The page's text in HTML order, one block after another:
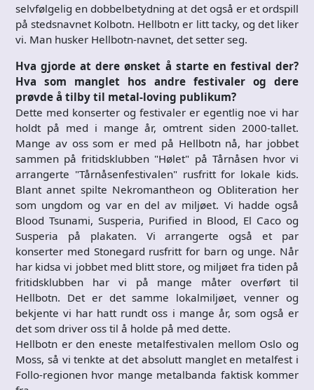
selvfølgelig en dobbelbetydning at det også er et ordspill
på stedsnavnet Kolbotn. Hellbotn er litt tacky, og det liker
vi. Man husker Hellbotn-navnet, det setter seg.
Hva gjorde at dere ønsket å starte en festival der?
Hva som manglet hos andre festivaler og dere
prøvde å tilby til metal-loving publikum?
Dette med konserter og festivaler er egentlig noe vi har
holdt på med i mange år, omtrent siden 2000-tallet.
Mange av oss som er med på Hellbotn nå, har jobbet
sammen på fritidsklubben "Hølet" på Tårnåsen hvor vi
arrangerte "Tårnåsenfestivalen" rusfritt for lokale kids.
Blant annet spilte Nekromantheon og Obliteration her
som ungdom og var en del av miljøet. Vi hadde også
Blood Tsunami, Susperia, Purified in Blood, El Caco og
Susperia på plakaten. Vi arrangerte også et par
konserter med Stonegard rusfritt for barn og unge. Når
har kidsa vi jobbet med blitt store, og miljøet fra tiden på
fritidsklubben har vi på mange måter overført til
Hellbotn. Det er det samme lokalmiljøet, venner og
bekjente vi har hatt rundt oss i mange år, som også er
det som driver oss til å holde på med dette.
Hellbotn er den eneste metalfestivalen mellom Oslo og
Moss, så vi tenkte at det absolutt manglet en metalfest i
Follo-regionen hvor mange metalbanda faktisk kommer